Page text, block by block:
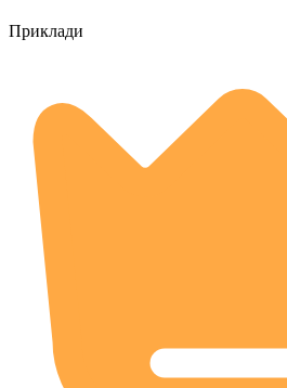
Приклади